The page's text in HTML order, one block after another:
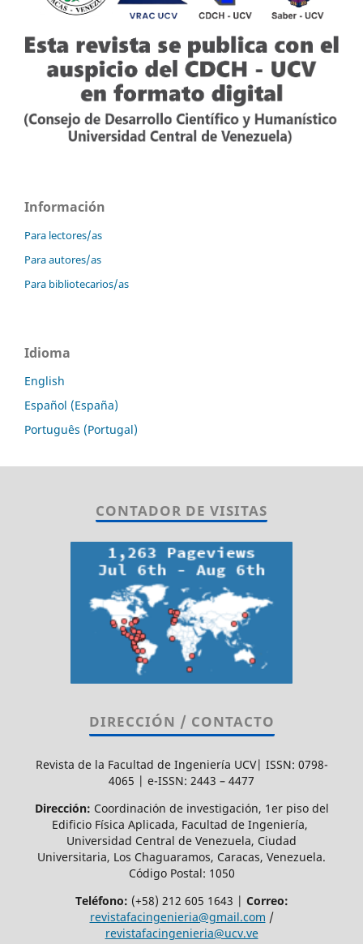
Información
Para lectores/as
Para autores/as
Para bibliotecarios/as
Idioma
English
Español (España)
Português (Portugal)
CONTADOR DE VISITAS
DIRECCIÓN / CONTACTO
Revista de la Facultad de Ingeniería UCV| ISSN: 0798-
4065 | e-ISSN: 2443 – 4477
Dirección: Coordinación de investigación, 1er piso del
Edificio Física Aplicada, Facultad de Ingeniería,
Universidad Central de Venezuela, Ciudad
Universitaria, Los Chaguaramos, Caracas, Venezuela.
Código Postal: 1050
Teléfono: (+58) 212 605 1643 | Correo:
revistafacingenieria@gmail.com /
revistafacingenieria@ucv.ve